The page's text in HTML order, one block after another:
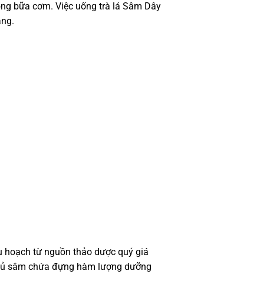
bữa cơm. Việc uống trà lá Sâm Dây
hoạch từ nguồn thảo dược quý giá
sâm chứa đựng hàm lượng dưỡng